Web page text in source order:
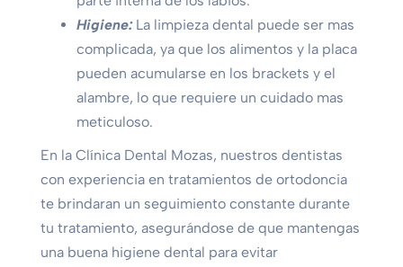
Higiene: La limpieza dental puede ser mas
complicada, ya que los alimentos y la placa
pueden acumularse en los brackets y el
alambre, lo que requiere un cuidado mas
meticuloso.
En la Clínica Dental Mozas, nuestros dentistas
con experiencia en tratamientos de ortodoncia
te brindaran un seguimiento constante durante
tu tratamiento, asegurándose de que mantengas
una buena higiene dental para evitar